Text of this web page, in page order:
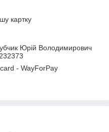
картку
Юрій Володимирович
- WayForPay